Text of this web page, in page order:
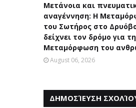
Μετάνοια και
αναγέννηση: Η
του Σωτήρος στο
δείχνει τον δρόμο για τη
Μεταμόρφωση του
August 06, 2026
ΔΗΜΟΣΊΕΥΣΗ